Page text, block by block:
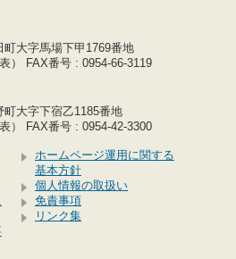
大字馬場下甲1769番地
） FAX番号 : 0954-66-3119
大字下宿乙1185番地
） FAX番号 : 0954-42-3300
ホームページ運用に関する
基本方針
個人情報の取扱い
免責事項
リンク集